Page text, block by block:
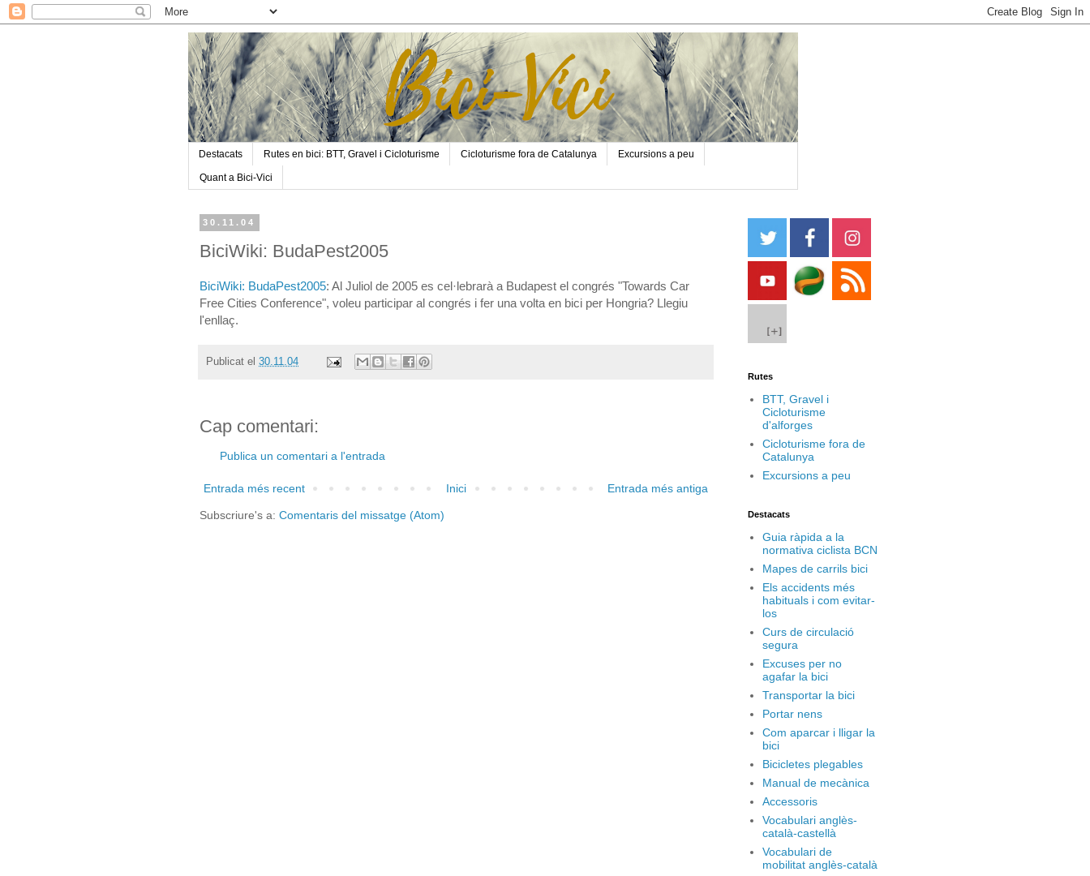
Destacats Rutes en bici: BTT, Gravel i Cicloturisme Cicloturisme fora de Catalunya Excursions a peu
Quant a Bici-Vici
30.11.04
BiciWiki: BudaPest2005
BiciWiki: BudaPest2005: Al Juliol de 2005 es cel·lebrarà a Budapest el congrés "Towards Car
Free Cities Conference", voleu participar al congrés i fer una volta en bici per Hongria? Llegiu
l'enllaç.
Publicat el 30.11.04
Cap comentari:
Publica un comentari a l'entrada
Entrada més recent Entrada més antiga
Inici
Subscriure's a: Comentaris del missatge (Atom)
Rutes
BTT, Gravel i
Cicloturisme
d'alforges
Cicloturisme fora de
Catalunya
Excursions a peu
Destacats
Guia ràpida a la
normativa ciclista BCN
Mapes de carrils bici
Els accidents més
habituals i com evitar-
los
Curs de circulació
segura
Excuses per no
agafar la bici
Transportar la bici
Portar nens
Com aparcar i lligar la
bici
Bicicletes plegables
Manual de mecànica
Accessoris
Vocabulari anglès-
català-castellà
Vocabulari de
mobilitat anglès-català